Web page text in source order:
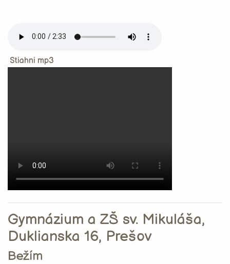
Stiahni mp3
Gymnázium a ZŠ sv. Mikuláša,
Duklianska 16, Prešov
Bežím